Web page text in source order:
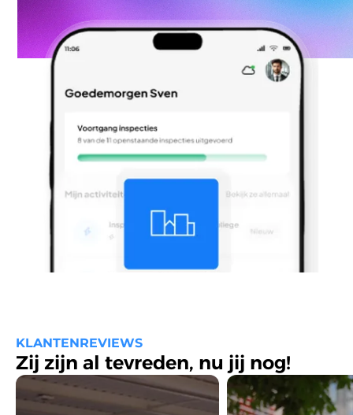
KLANTENREVIEWS
Zij zijn al tevreden, nu jij nog!